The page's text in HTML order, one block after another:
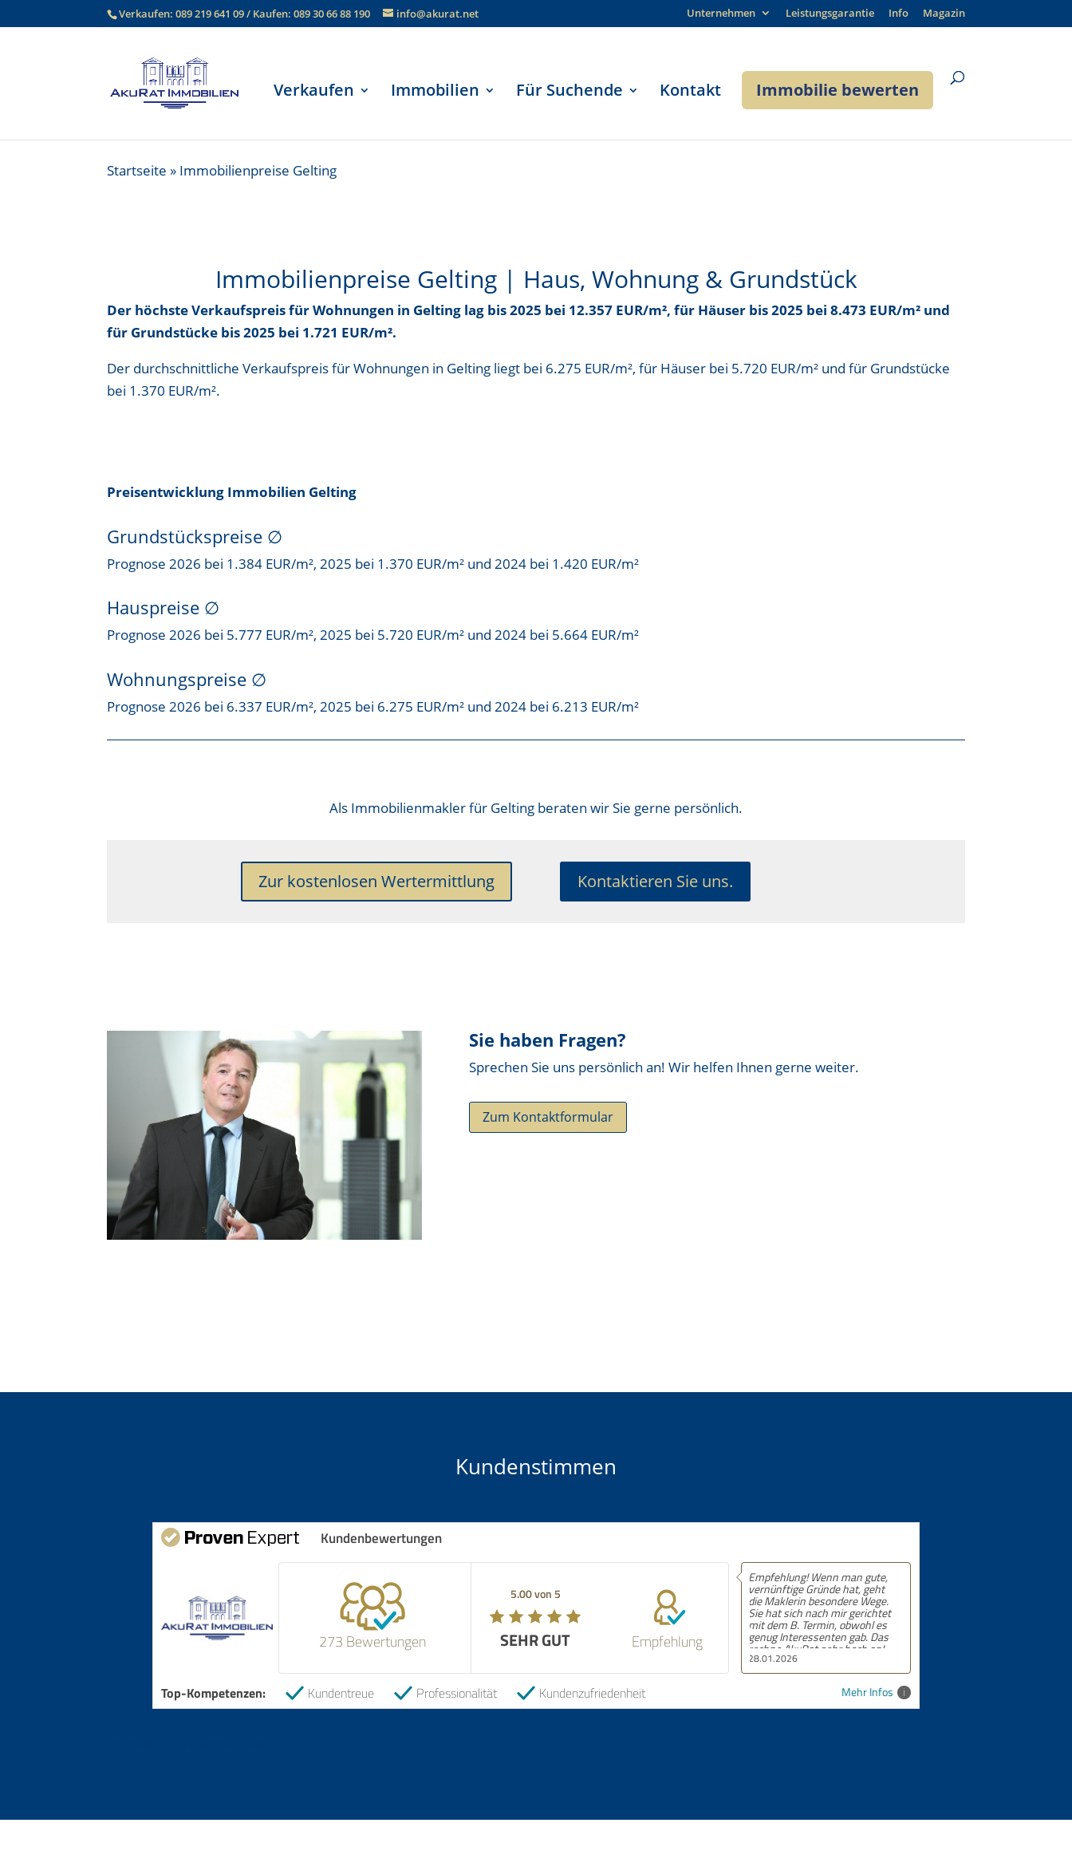
Verkaufen:089 219 641 09/ Kaufen:089 30 66 88 190 info@akurat.net Unternehmen Leistungsgarantie Info Magazin
Verkaufen Immobilien Für Suchende Kontakt Immobilie bewerten
Startseite » Immobilienpreise Gelting
Immobilienpreise Gelting | Haus, Wohnung & Grundstück
Der höchste Verkaufspreis für Wohnungen in Gelting lag bis2025 bei 12.357 EUR/m², für Häuser bis2025 bei 8.473 EUR/m² und
für Grundstücke bis2025 bei 1.721 EUR/m².
Der durchschnittliche Verkaufspreis für Wohnungen in Gelting liegt bei 6.275 EUR/m², für Häuser bei 5.720 EUR/m² und für Grundstücke
bei 1.370 EUR/m².
Preisentwicklung Immobilien Gelting
Grundstückspreise ∅
Prognose 2026 bei 1.384 EUR/m², 2025 bei 1.370 EUR/m² und 2024 bei 1.420 EUR/m²
Hauspreise ∅
Prognose 2026 bei 5.777 EUR/m², 2025 bei 5.720 EUR/m² und 2024 bei 5.664 EUR/m²
Wohnungspreise ∅
Prognose 2026 bei 6.337 EUR/m², 2025 bei 6.275 EUR/m² und 2024 bei 6.213 EUR/m²
Als Immobilienmakler für Gelting beraten wir Sie gerne persönlich.
Zur kostenlosen Wertermittlung Kontaktieren Sie uns.
Sie haben Fragen?
Sprechen Sie uns persönlich an! Wir helfen Ihnen gerne weiter.
Zum Kontaktformular
Kundenstimmen
Kundenbewertungen
273 Bewertungen
5.00 von 5
SEHR GUT Empfehlung
24.09.2025
Empfehlung! 5 von 5 Sternen.
Mehr Infos
Top-Kompetenzen: Kundentreue Professionalität Kundenzufriedenheit